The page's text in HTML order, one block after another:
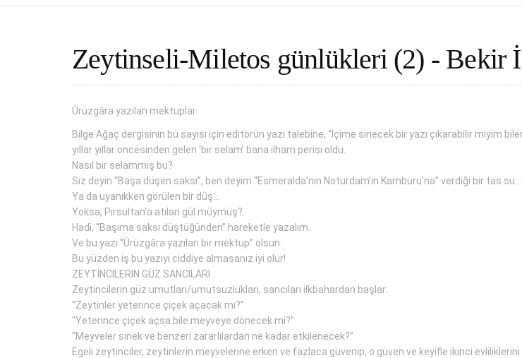
Zeytinseli-Miletos günlükleri (2) - Bekir
Ürüzgâra yazılan mektuplar
Bilge Ağaç dergisinin bu sayısı için editörün yazı talebine, “İçime sinecek bir yazı çıkarabilir miyim
yıllar yıllar öncesinden gelen ‘bir selam’ bana ilham perisi oldu.
Nasıl bir selammış bu?
Siz deyin “Başa düşen saksı”, ben deyim “Esmeralda’nın Noturdam’ın Kamburu’na” verdiği bir tas su…
Ya da uyanıkken görülen bir düş…
Yoksa, Pirsultan’a atılan gül müymüş?
Hadi, “Başıma saksı düştüğünden” hareketle yazalım.
Ve bu yazı “Ürüzgâra yazılan bir mektup” olsun.
Bu yüzden iş bu yazıyı ciddiye almasanız iyi olur!
ZEYTİNCİLERİN GÜZ SANCILARI
Zeytincilerin güz umutları/umutsuzlukları, sancıları ilkbahardan başlar:
“Zeytinler yeterince çiçek açacak mı?”
“Yeterince çiçek açsa bile meyveye dönecek mi?”
“Meyveler sinek ve benzeri zararlılardan ne kadar etkilenecek?”
Egeli zeytinciler, zeytinlerin meyvelerine erken ve fazlaca güvenip, o güven ve keyifle ikinci evliliklerini